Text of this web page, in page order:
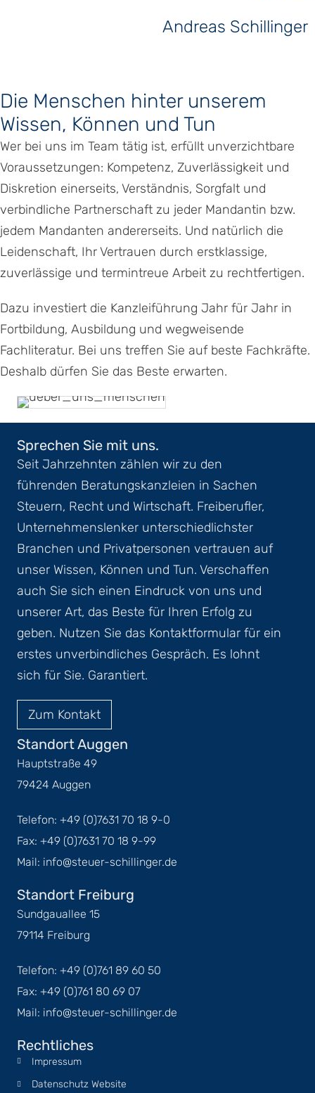
Andreas Schillinger
Die Menschen hinter unserem
Wissen, Können und Tun
Wer bei uns im Team tätig ist, erfüllt unverzichtbare
Voraussetzungen: Kompetenz, Zuverlässigkeit und
Diskretion einerseits, Verständnis, Sorgfalt und
verbindliche Partnerschaft zu jeder Mandantin bzw.
jedem Mandanten andererseits. Und natürlich die
Leidenschaft, Ihr Vertrauen durch erstklassige,
zuverlässige und termintreue Arbeit zu rechtfertigen.
Dazu investiert die Kanzleiführung Jahr für Jahr in
Fortbildung, Ausbildung und wegweisende
Fachliteratur. Bei uns treffen Sie auf beste Fachkräfte.
Deshalb dürfen Sie das Beste erwarten.
Sprechen Sie mit uns.
Seit Jahrzehnten zählen wir zu den
führenden Beratungskanzleien in Sachen
Steuern, Recht und Wirtschaft. Freiberufler,
Unternehmenslenker unterschiedlichster
Branchen und Privatpersonen vertrauen auf
unser Wissen, Können und Tun. Verschaffen
auch Sie sich einen Eindruck von uns und
unserer Art, das Beste für Ihren Erfolg zu
geben. Nutzen Sie das Kontaktformular für ein
erstes unverbindliches Gespräch. Es lohnt
sich für Sie. Garantiert.
Zum Kontakt
Standort Auggen
Hauptstraße 49
79424 Auggen
Telefon: +49 (0)7631 70 18 9-0
Fax: +49 (0)7631 70 18 9-99
Mail: info@steuer-schillinger.de
Standort Freiburg
Sundgauallee 15
79114 Freiburg
Telefon: +49 (0)761 89 60 50
Fax: +49 (0)761 80 69 07
Mail: info@steuer-schillinger.de
Rechtliches
Impressum
Datenschutz Website